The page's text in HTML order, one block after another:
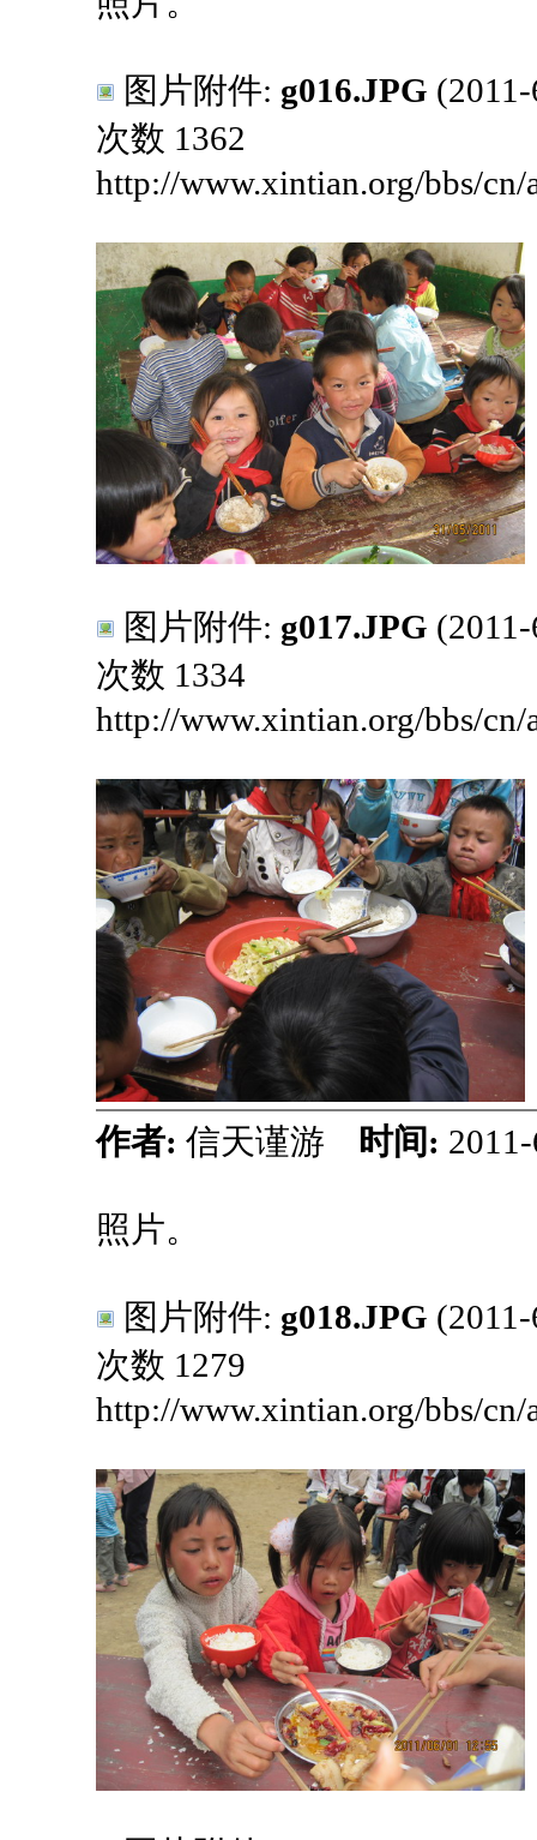
图片附件: g016.JPG
次数 1362
http://www.xintian.org/bbs/cn/
图片附件: g017.JPG
次数 1334
http://www.xintian.org/bbs/cn/
作者: 信天谨游 时间:
照片。
图片附件: g018.JPG
次数 1279
http://www.xintian.org/bbs/cn/